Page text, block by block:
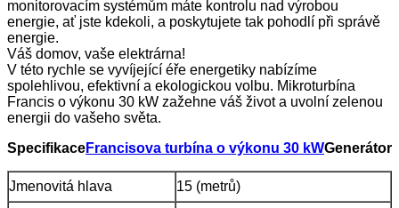
monitorovacím systémům máte kontrolu nad výrobou
energie, ať jste kdekoli, a poskytujete tak pohodlí při správě
energie.
Váš domov, vaše elektrárna!
V této rychle se vyvíjející éře energetiky nabízíme
spolehlivou, efektivní a ekologickou volbu. Mikroturbína
Francis o výkonu 30 kW zažehne váš život a uvolní zelenou
energii do vašeho světa.
SpecifikaceFrancisova turbína o výkonu 30 kWGenerátor
Jmenovitá hlava
15 (metrů)